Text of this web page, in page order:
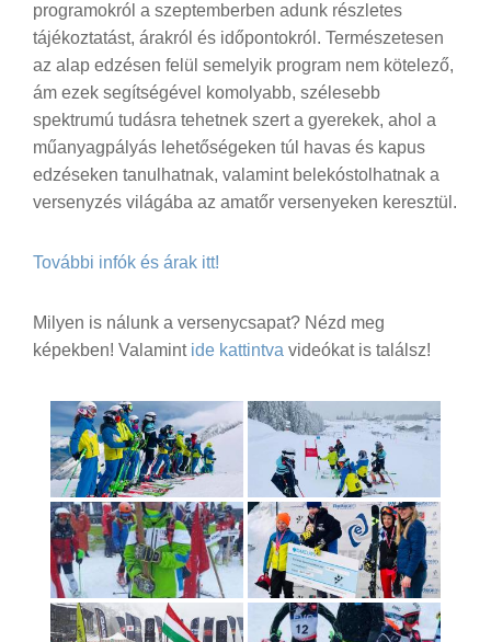
programokról a szeptemberben adunk részletes
tájékoztatást, árakról és időpontokról. Természetesen
az alap edzésen felül semelyik program nem kötelező,
ám ezek segítségével komolyabb, szélesebb
spektrumú tudásra tehetnek szert a gyerekek, ahol a
műanyagpályás lehetőségeken túl havas és kapus
edzéseken tanulhatnak, valamint belekóstolhatnak a
versenyzés világába az amatőr versenyeken keresztül.
További infók és árak itt!
Milyen is nálunk a versenycsapat? Nézd meg
képekben! Valamint ide kattintva videókat is találsz!